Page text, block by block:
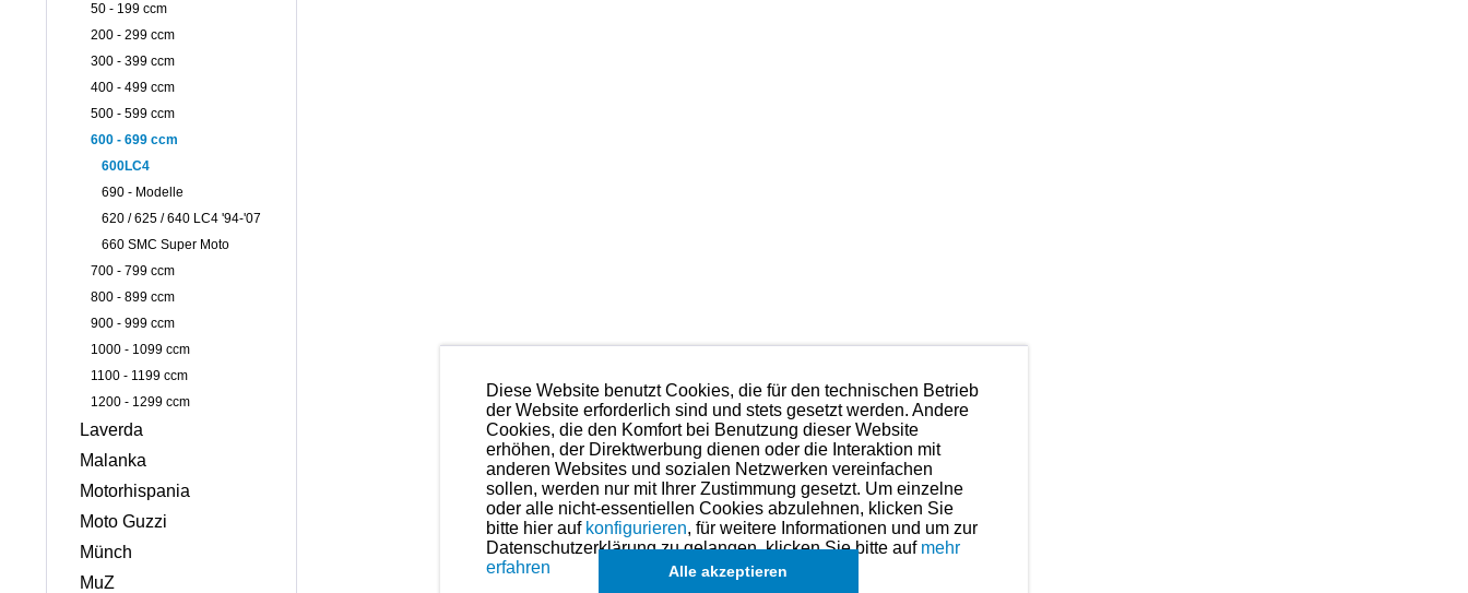
50 - 199 ccm
200 - 299 ccm
300 - 399 ccm
400 - 499 ccm
500 - 599 ccm
600 - 699 ccm
600LC4
690 - Modelle
620 / 625 / 640 LC4 '94-'07
660 SMC Super Moto
700 - 799 ccm
800 - 899 ccm
900 - 999 ccm
1000 - 1099 ccm
1100 - 1199 ccm
1200 - 1299 ccm
Laverda
Malanka
Motorhispania
Moto Guzzi
Münch
MuZ
Diese Website benutzt Cookies, die für den technischen Betrieb
der Website erforderlich sind und stets gesetzt werden. Andere
Cookies, die den Komfort bei Benutzung dieser Website
erhöhen, der Direktwerbung dienen oder die Interaktion mit
anderen Websites und sozialen Netzwerken vereinfachen
sollen, werden nur mit Ihrer Zustimmung gesetzt. Um einzelne
oder alle nicht-essentiellen Cookies abzulehnen, klicken Sie
bitte hier auf konfigurieren, für weitere Informationen und um zur
Datenschutzerklärung zu gelangen, klicken Sie bitte auf mehr
erfahren
Alle akzeptieren